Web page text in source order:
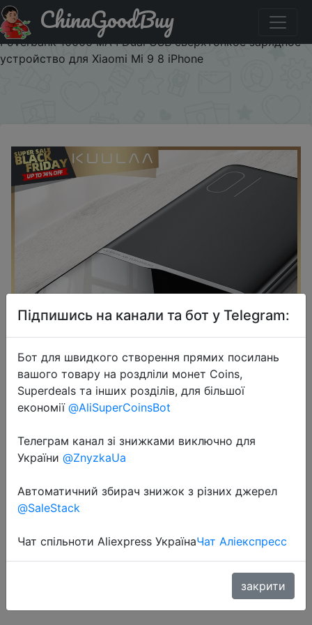
Паридбати з промокодом $1/1 KUULAA Power Bank
10000mAh Портативное зарядное устройство
Poverbank 10000 мАч Dual USB сверхтонкое зарядное
устройство для Xiaomi Mi 9 8 iPhone
ChinaGoodBuy
KUULAA Power Bank 10000mAh
Портативное зарядное
устройство Poverbank 10000 мАч
Dual USB сверхтонкое зарядное
iPhone
Підпишись на канали та бот у Telegram:
Бот для швидкого створення прямих посилань
вашого товару на роздліли монет Coins,
Superdeals та інших розділів, для більшої
економії @AliSuperCoinsBot
Телеграм канал зі знижками виключно для
України @ZnyzkaUa
Автоматичний збирач знижок з різних джерел
@SaleStack
Чат спільноти Aliexpress УкраїнаЧат Аліекспресс
закрити